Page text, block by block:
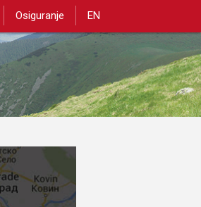
Osiguranje EN